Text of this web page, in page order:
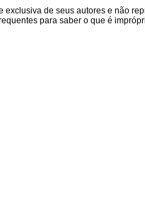
de seus autores e não
para saber o que é